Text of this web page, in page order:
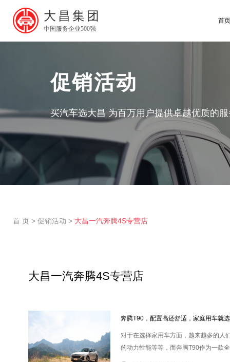
大昌集团
中国服务企业500强
首页
促销活动
买汽车选大昌 为百万用户提供卓越优质的
首 页> 促销活动 > 大昌一汽奔腾4S专营店
大昌一汽奔腾4S专营店
奔腾T90，配置高还舒适，家庭用车就
对于在选择家用车方面，越来越多的人
的动力性能等等，而奔腾T90作为一款
款车。 在自驾出游时，很多人都在考